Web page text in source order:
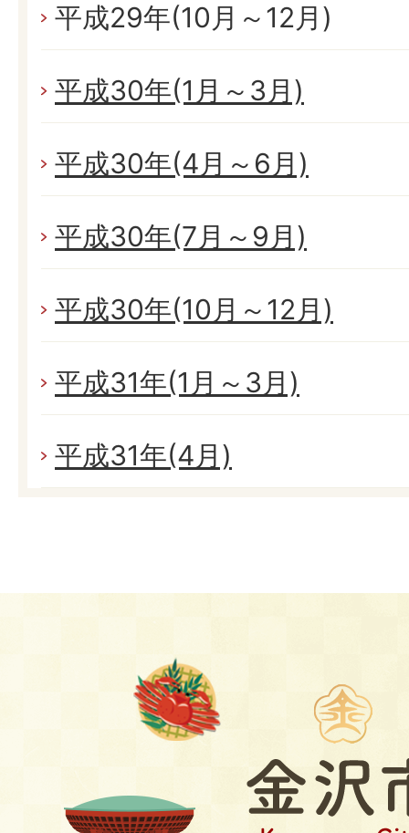
平成29年(10月～12月)
平成30年(1月～3月)
平成30年(4月～6月)
平成30年(7月～9月)
平成30年(10月～12月)
平成31年(1月～3月)
平成31年(4月)